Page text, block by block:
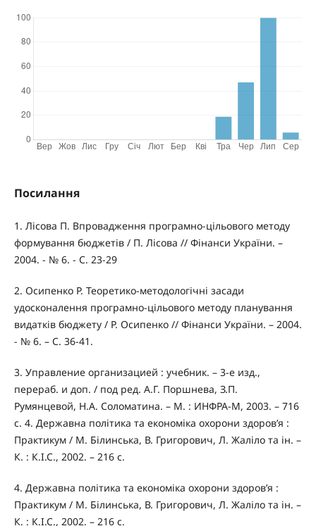
Посилання
1. Лісова П. Впровадження програмно-цільового методу
формування бюджетів / П. Лісова // Фінанси України. –
2004. - № 6. - С. 23-29
2. Осипенко Р. Теоретико-методологічні засади
удосконалення програмно-цільового методу планування
видатків бюджету / Р. Осипенко // Фінанси України. – 2004.
- № 6. – С. 36-41.
3. Управление организацией : учебник. – 3-е изд.,
перераб. и доп. / под ред. А.Г. Поршнева, З.П.
Румянцевой, Н.А. Соломатина. – М. : ИНФРА-М, 2003. – 716
с. 4. Державна політика та економіка охорони здоров’я :
Практикум / М. Білинська, В. Григорович, Л. Жаліло та ін. –
К. : К.І.С., 2002. – 216 с.
4. Державна політика та економіка охорони здоров’я :
Практикум / М. Білинська, В. Григорович, Л. Жаліло та ін. –
К. : К.І.С., 2002. – 216 с.